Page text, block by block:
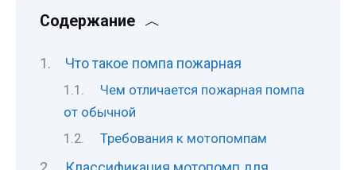
Содержание
Что такое помпа пожарная
Чем отличается пожарная помпа
от обычной
Требования к мотопомпам